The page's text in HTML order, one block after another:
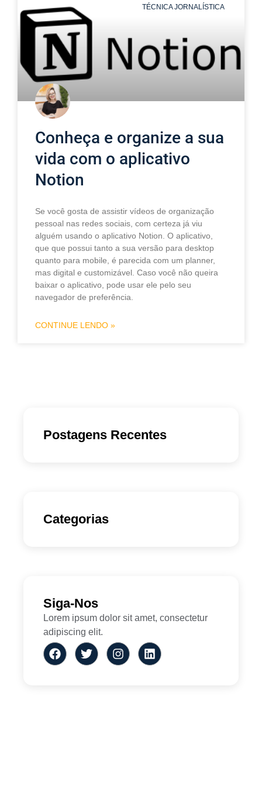
TÉCNICA JORNALÍSTICA
Conheça e organize a sua
vida com o aplicativo
Notion
Se você gosta de assistir vídeos de organização
pessoal nas redes sociais, com certeza já viu
alguém usando o aplicativo Notion. O aplicativo,
que que possui tanto a sua versão para desktop
quanto para mobile, é parecida com um planner,
mas digital e customizável. Caso você não queira
baixar o aplicativo, pode usar ele pelo seu
navegador de preferência.
CONTINUE LENDO »
Postagens Recentes
Categorias
Siga-Nos
Lorem ipsum dolor sit amet, consectetur
adipiscing elit.